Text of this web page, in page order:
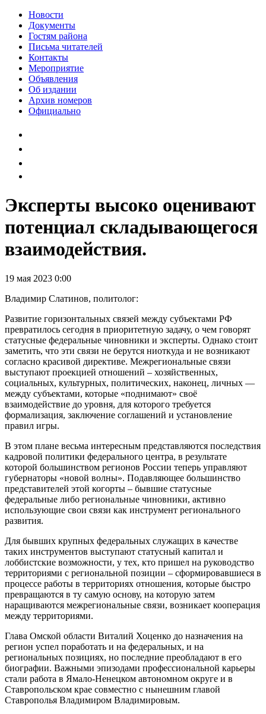
Новости
Документы
Гостям района
Письма читателей
Контакты
Мероприятие
Объявления
Об издании
Архив номеров
Официально
Эксперты высоко оценивают
потенциал складывающегося
взаимодействия.
19 мая 2023 0:00
Владимир Слатинов, политолог:
Развитие горизонтальных связей между субъектами РФ
превратилось сегодня в приоритетную задачу, о чем говорят
статусные федеральные чиновники и эксперты. Однако стоит
заметить, что эти связи не берутся ниоткуда и не возникают
согласно красивой директиве. Межрегиональные связи
выступают проекцией отношений – хозяйственных,
социальных, культурных, политических, наконец, личных —
между субъектами, которые «поднимают» своё
взаимодействие до уровня, для которого требуется
формализация, заключение соглашений и установление
правил игры.
В этом плане весьма интересным представляются последствия
кадровой политики федерального центра, в результате
которой большинством регионов России теперь управляют
губернаторы «новой волны». Подавляющее большинство
представителей этой когорты – бывшие статусные
федеральные либо региональные чиновники, активно
использующие свои связи как инструмент регионального
развития.
Для бывших крупных федеральных служащих в качестве
таких инструментов выступают статусный капитал и
лоббистские возможности, у тех, кто пришел на руководство
территориями с региональной позиции – сформировавшиеся в
процессе работы в территориях отношения, которые быстро
превращаются в ту самую основу, на которую затем
наращиваются межрегиональные связи, возникает кооперация
между территориями.
Глава Омской области Виталий Хоценко до назначения на
регион успел поработать и на федеральных, и на
региональных позициях, но последние преобладают в его
биографии. Важными эпизодами профессиональной карьеры
стали работа в Ямало-Ненецком автономном округе и в
Ставропольском крае совместно с нынешним главой
Ставрополья Владимиром Владимировым.